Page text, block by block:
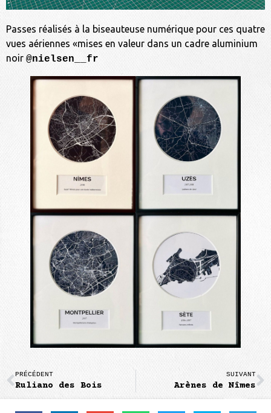
Passes réalisés à la biseauteuse numérique pour ces quatre
vues aériennes «mises en valeur dans un cadre aluminium
noir @nielsen__fr
PRÉCÉDENT
Ruliano des Bois
SUIVANT
Arènes de Nîmes